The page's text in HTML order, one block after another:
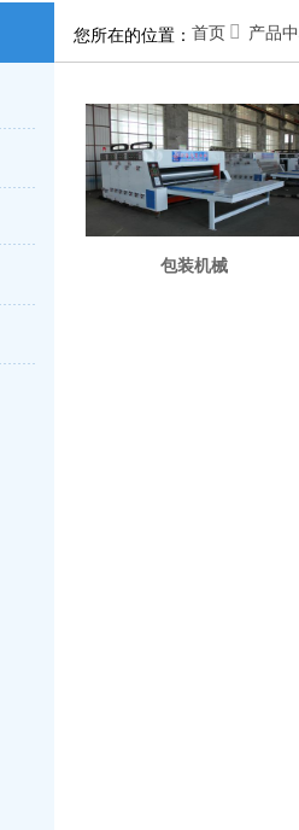
您所在的位置： 首页  产品
包装机械